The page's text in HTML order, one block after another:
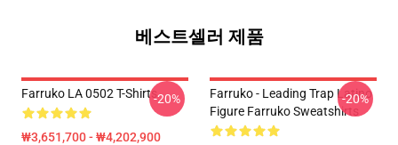
베스트셀러 제품
Farruko LA 0502 T-Shirts
₩3,651,700 - ₩4,202,900
-20%
Farruko - Leading Trap Latino
Figure Farruko Sweatshirts
-20%